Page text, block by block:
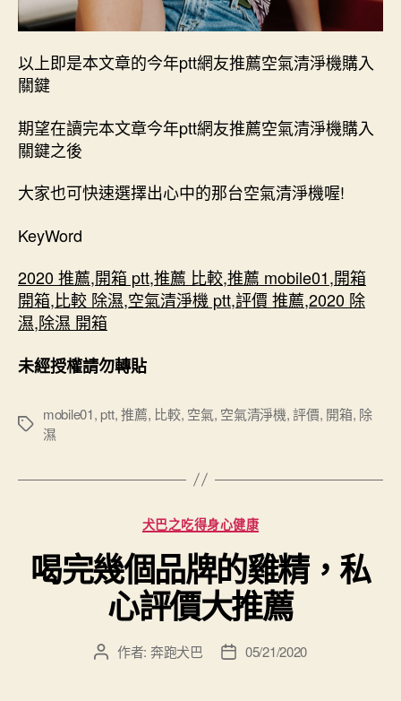
以上即是本文章的今年ptt網友推薦空氣清淨機購入
關鍵
期望在讀完本文章今年ptt網友推薦空氣清淨機購入
關鍵之後
大家也可快速選擇出心中的那台空氣清淨機喔!
KeyWord
2020 推薦,開箱 ptt,推薦 比較,推薦 mobile01,開箱
開箱,比較 除濕,空氣清淨機 ptt,評價 推薦,2020 除
濕,除濕 開箱
未經授權請勿轉貼
標
mobile01,ptt,推薦, 比較, 空氣, 空氣清淨機,評價, 開箱, 除
濕
分
類
犬巴之吃得身心健康
喝完幾個品牌的雞精，私
心評價大推薦
文 作者: 奔跑犬巴
文 05/21/2020